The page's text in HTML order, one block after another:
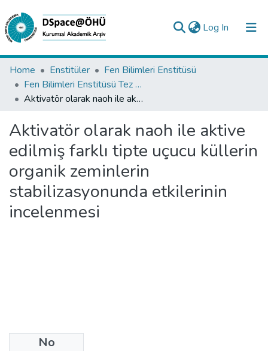
Log In (current)
Collections
All of DSpace
Analyze
Request/Question
Home Enstitüler
Fen Bilimleri Enstitüsü
Fen Bilimleri Enstitüsü Tez Koleksiyonu
Aktivatör olarak naoh ile aktive edilmiş farklı tipte uçucu küllerin organik zeminlerin stabilizasyonunda etkilerinin incelenmesi
Aktivatör olarak naoh ile aktive
edilmiş farklı tipte uçucu küllerin
organik zeminlerin
stabilizasyonunda etkilerinin
incelenmesi
No